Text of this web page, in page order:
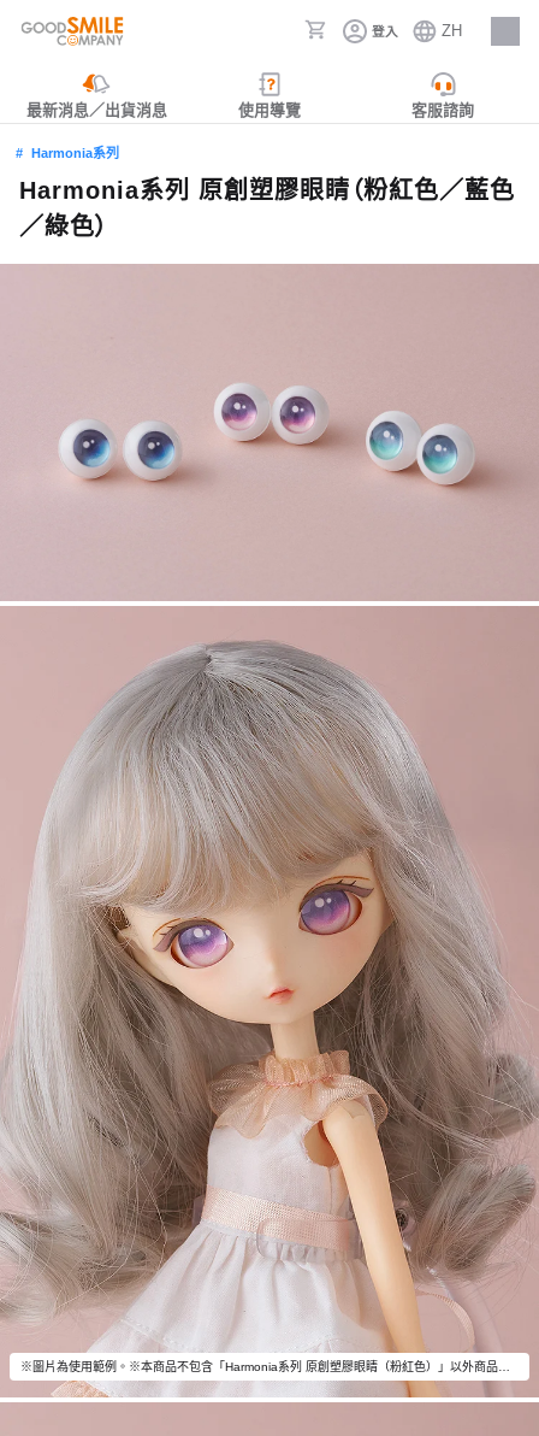
登入 ZH
人才招募
最新消息／出貨消息 使用導覽 客服諮詢
Harmonia系列
Harmonia系列 原創塑膠眼睛（粉紅色／藍色
／綠色）